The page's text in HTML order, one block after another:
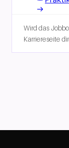
Wird das
Karriereseite